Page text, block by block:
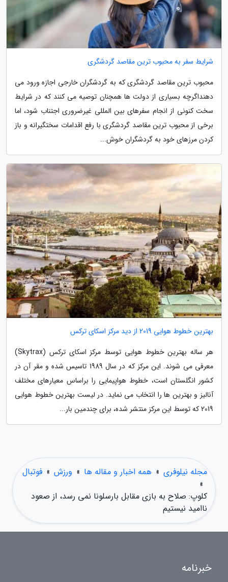
شرایط سفر به محبوب ترین مقاصد گردشگری
محبوب ترین مقاصد گردشگری که به گردشگران خارجی اجازه ورود می
دهنداگرچه بسیاری از دولت ها همچنان توصیه می کنند که در شرایط
سخت کنونی از انجام سفرهای بین المللی غیرضروری اجتناب شود، اما
برخی از محبوب ترین مقاصد گردشگری با رفع اقدامات سختگیرانه و باز
کردن مرزهای خود به گردشگران خوش...
بهترین خطوط هوایی 2019 از دید مرکز اسکای ترکس
هر ساله بهترین خطوط هوایی توسط مرکز اسکای ترکس (Skytrax)
معرفی می شوند. این مرکز که در سال 1989 تاسیس شده و مقر آن در
کشور انگلستان است، خطوط هواپیمایی را براساس معیارهای مختلف
آنالیز و بهترین ها را انتخاب می نماید. در لیست بهترین خطوط هوایی
2019 که توسط این مرکز منتشر شده، برای چندمین بار...
مجله نیلوفری » همه اخبار و مقاله ها » ورزش » فوتبال
»
کلوپ: صلاح به بازی مقابل بارسلونا نمی رسد، از صعود
ناامید نیستیم
خبرنامه